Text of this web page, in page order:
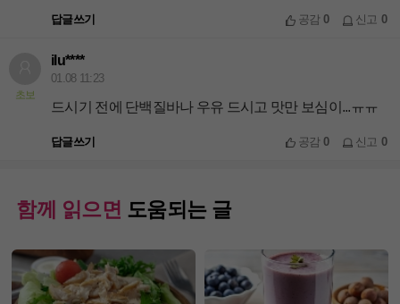
답글쓰기 공감0 신고 0
초보
ilu****
01.08 11:23
드시기 전에 단백질바나 우유 드시고 맛만 보심이...ㅠㅠ
답글쓰기 공감0 신고 0
함께 읽으면 도움되는 글